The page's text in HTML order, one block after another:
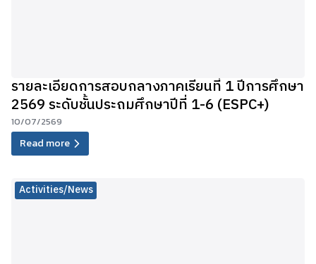
รายละเอียดการสอบกลางภาคเรียนที่ 1 ปีการศึกษา
2569 ระดับชั้นประถมศึกษาปีที่ 1-6 (ESPC+)
10/07/2569
Read more
Activities/News